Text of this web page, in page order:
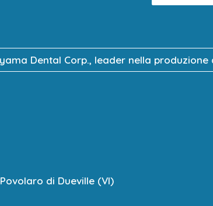
Dental Corp., leader nella
di Dueville (VI)